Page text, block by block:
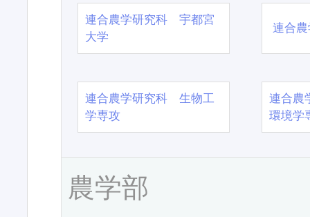
連合農学研究科 宇都宮
大学
連合
連合農学研究科 生物工
学専攻
連合農
環境学
農学部